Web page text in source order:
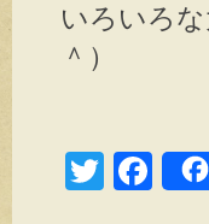
いろいろ
＾）
T
F